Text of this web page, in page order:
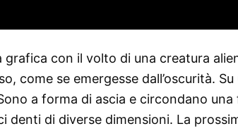
grafica con il volto di una creatura
come se emergesse dall’oscurità.
a forma di ascia e circondano
denti di diverse dimensioni. La